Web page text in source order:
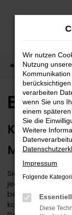
Zum
Startseite BMW
BMW
KAUFEN
Sie suchen nach
jeden Fall eine
beraten wir Sie
kompletten
Wir nutzen
Nutzung
verarbeiten
wenn Sie uns
einem
Sie die
Weitere
Impressum
Folgende
Essentiell
Diese